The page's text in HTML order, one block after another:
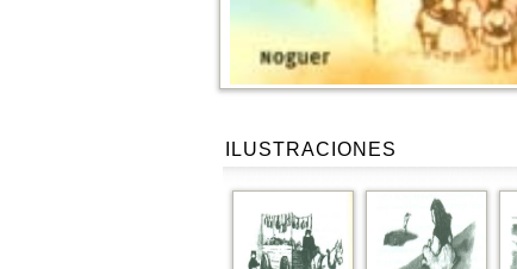
ILUSTRACIONES